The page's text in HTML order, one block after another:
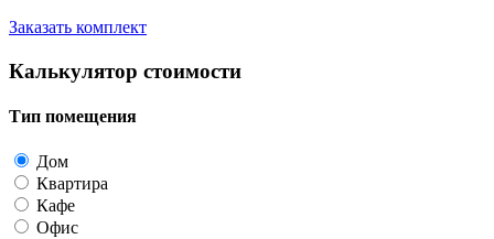
Заказать комплект
Калькулятор стоимости
Тип помещения
Дом
Квартира
Кафе
Офис